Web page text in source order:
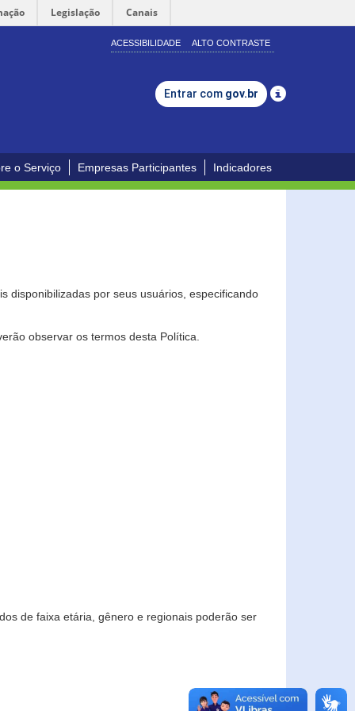
Legislação Canais
ACESSIBILIDADE ALTO CONTRASTE
Entrar com gov.br
o Serviço Empresas Participantes Indicadores
disponibilizadas por seus usuários, especificando
observar os termos desta Política.
de faixa etária, gênero e regionais poderão ser